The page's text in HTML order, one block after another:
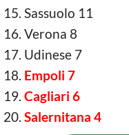
Sassuolo 11
Verona 8
Udinese 7
Empoli 7
Cagliari 6
Salernitana 4